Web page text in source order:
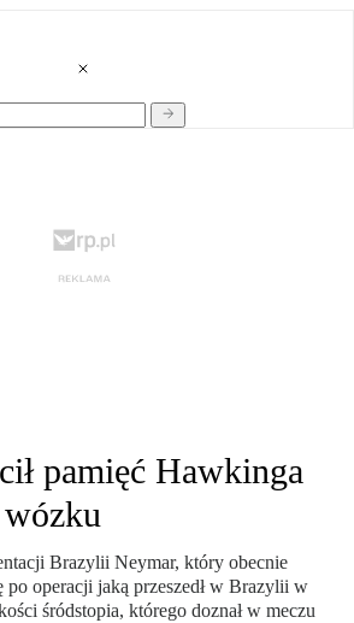
pamięć Hawkinga
Brazylii Neymar, który obecnie
po operacji jaką przeszedł w Brazylii w
śródstopia, którego doznał w meczu